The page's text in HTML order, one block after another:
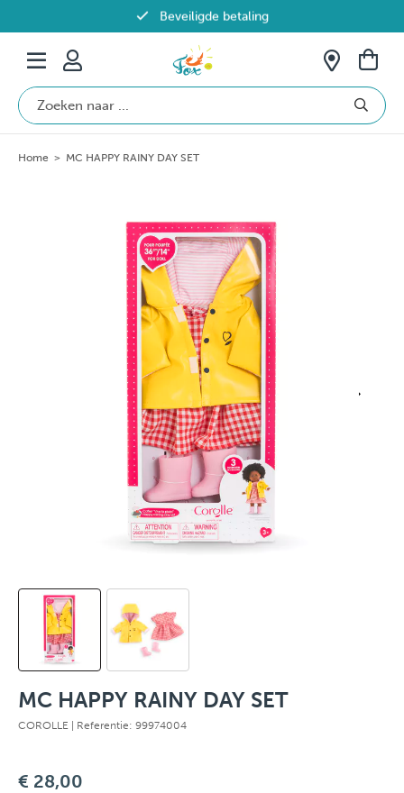
Beveiligde betaling
Gratis verzending vanaf €69 in België
Home > MC HAPPY RAINY DAY SET
MC HAPPY RAINY DAY SET
COROLLE | Referentie: 99974004
€ 28,00